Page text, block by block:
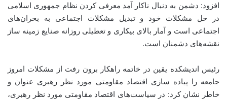
افزود: دشمن به دنبال ناکار آمد معرفی کردن نظام جمهوری اسلامی
در حل مشکلات خود و تبدیل مشکلات اجتماعی به بحران‌های
اجتماعی است و آمار بالای بیکاری و تعطیلی روزانه صنایع زمینه ساز
نقشه‌های دشمنان است.
رئیس اندیشکده یقین در خاتمه راهکار برون رفت از مشکلات امروز
جامعه را پیاده سازی اقتصاد مقاومتی مورد نظر رهبری عنوان و
خاطر نشان کرد: در سیاست‌های اقتصاد مقاومتی مورد نظر رهبری،